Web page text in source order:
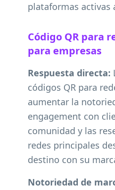
plataformas activas
Código QR para
para empresas
Respuesta directa:
códigos QR para
aumentar la
engagement con
comunidad y las
redes principales
destino con su
Notoriedad de